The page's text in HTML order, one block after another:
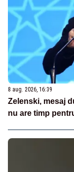
8 aug. 2026, 16:39
Zelenski, mesaj
nu are timp